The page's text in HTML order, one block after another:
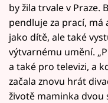
by žila trvale v Praze.
pendluje za prací, má
jako dítě, ale také
výtvarnému umění.
a také pro televizi, a
začala znovu hrát
životě maminka dvou